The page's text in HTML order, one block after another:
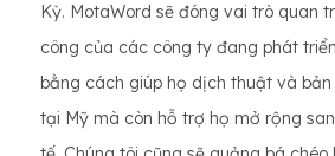
Kỳ. MotaWord sẽ đóng vai trò quan
công của các công ty đang phát
bằng cách giúp họ dịch thuật và
tại Mỹ mà còn hỗ trợ họ mở rộng